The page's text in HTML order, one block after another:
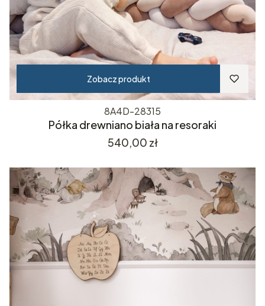
Zobacz produkt
8A4D-28315
Półka drewniano biała na resoraki
Cena
540,00 zł